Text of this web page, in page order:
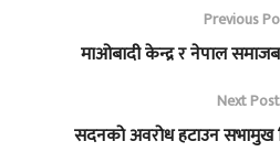
Previous
माओबादी केन्द्र र नेपाल
Next Post
सदनको अवरोध हटाउन सभामुख